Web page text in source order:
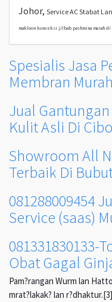
Johor, Service AC Stabat
makloon konveksi jilbab pashmina murah
Spesialis Jasa
Membran
Jual
Kulit Asli Di
Showroom All
Terbaik Di
081288009454
Service (saas)
081331830133-
Obat Gagal
Pam?rangan Wurm lan
mrat?lakak? lan